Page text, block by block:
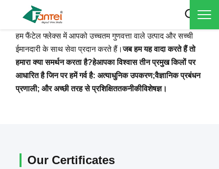
हम फैंटेल फ्लेक्स में आपको उच्चतम गुणवत्ता वाले उत्पाद और सच्ची
ईमानदारी के साथ सेवा प्रदान करते हैं।जब हम यह वादा करते हैं तो
हमारा क्या समर्थन करता है?हेआपका विश्वास तीन प्रमुख किलों पर
आधारित है जिन पर हमें गर्व है: अत्याधुनिक उपकरण;वैज्ञानिक प्रबंधन
प्रणाली; और अच्छी तरह से प्रशिक्षिततकनीकीविशेषज्ञ।
Our Certificates